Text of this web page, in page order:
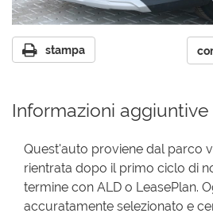
stampa
Informazioni aggiuntive
Quest'auto proviene dal parco
rientrata dopo il primo ciclo di
termine con ALD o LeasePlan.
accuratamente selezionato e